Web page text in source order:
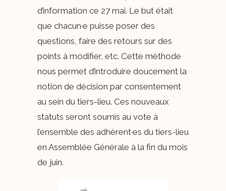
d’information ce 27 mai. Le but était
que chacun·e puisse poser des
questions, faire des retours sur des
points à modifier, etc. Cette méthode
nous permet d’introduire doucement la
notion de décision par consentement
au sein du tiers-lieu. Ces nouveaux
statuts seront soumis au vote à
l’ensemble des adhérent·es du tiers-lieu
en Assemblée Générale à la fin du mois
de juin.